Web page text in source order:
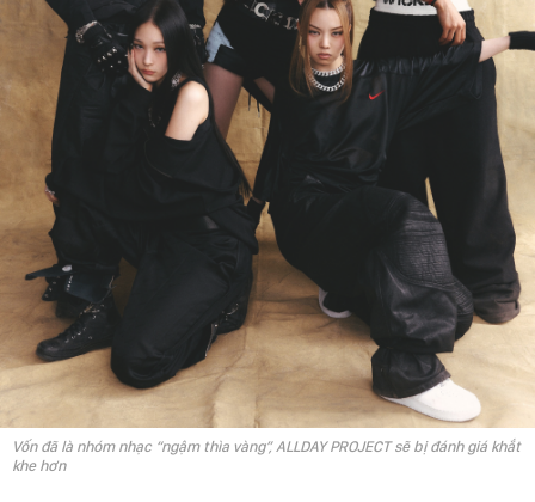
Vốn đã là nhóm nhạc “ngậm thìa vàng”, ALLDAY PROJECT sẽ bị đánh giá khắt
khe hơn